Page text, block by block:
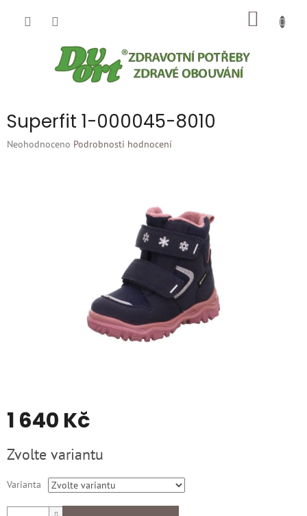
Superfit 1-000045-8010
Průměrné
Neohodnoceno Podrobnosti hodnocení
1 640 Kč
cena:
Zvolte variantu
Varianta